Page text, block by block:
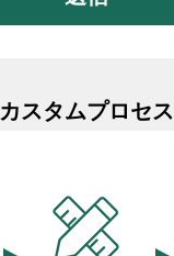
カスタムプロセス